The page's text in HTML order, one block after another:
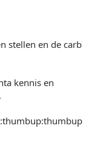
stellen en de carb
kennis en